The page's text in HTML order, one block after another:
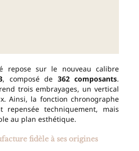
repose sur le nouveau calibre
, composé de 362 composants.
trois embrayages, un vertical
Ainsi, la fonction chronographe
repensée techniquement, mais
au plan esthétique.
fidèle à ses origines